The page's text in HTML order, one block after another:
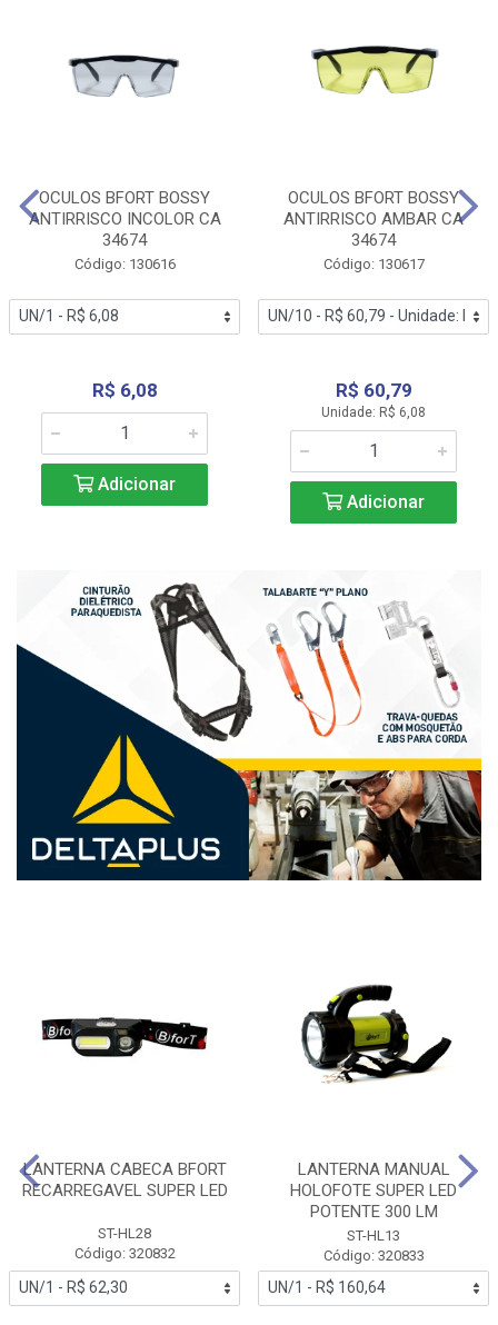
OCULOS BFORT BOSSY
ANTIRRISCO INCOLOR CA
34674
Código: 130616
R$ 6,08
Adicionar
OCULOS BFORT BOSSY
ANTIRRISCO AMBAR CA
34674
Código: 130617
R$ 60,79
Unidade: R$ 6,08
Adicionar
LANTERNA CABECA BFORT
RECARREGAVEL SUPER LED
ST-HL28
Código: 320832
LANTERNA MANUAL
HOLOFOTE SUPER LED
POTENTE 300 LM
ST-HL13
Código: 320833